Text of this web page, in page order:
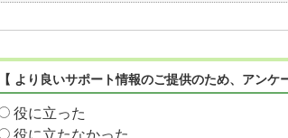
【 より良いサポート情報のご提供のため、アン
役に立った
役に立たなかった